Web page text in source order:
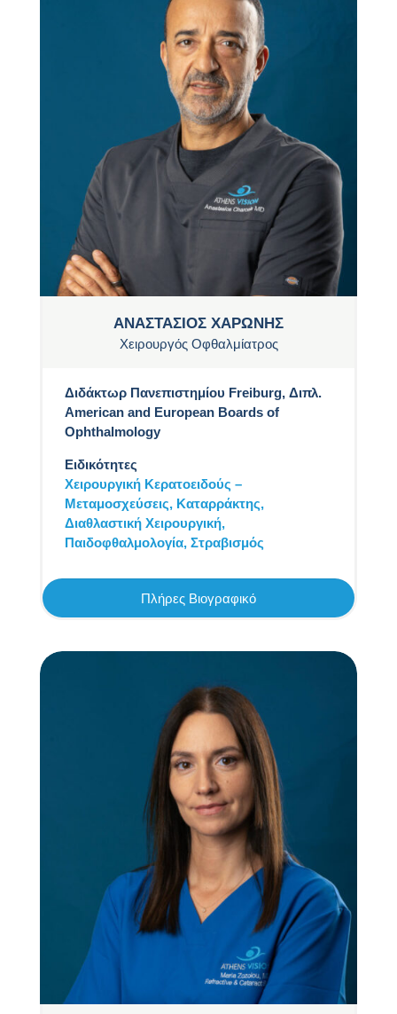
ΑΝΑΣΤΑΣΙΟΣ ΧΑΡΩΝΗΣ
Χειρουργός Οφθαλμίατρος
Διδάκτωρ Πανεπιστημίου Freiburg, Διπλ.
American and European Boards of
Ophthalmology
Ειδικότητες
Χειρουργική Κερατοειδούς –
Μεταμοσχεύσεις, Καταρράκτης,
Διαθλαστική Χειρουργική,
Παιδοφθαλμολογία, Στραβισμός
Πλήρες Βιογραφικό